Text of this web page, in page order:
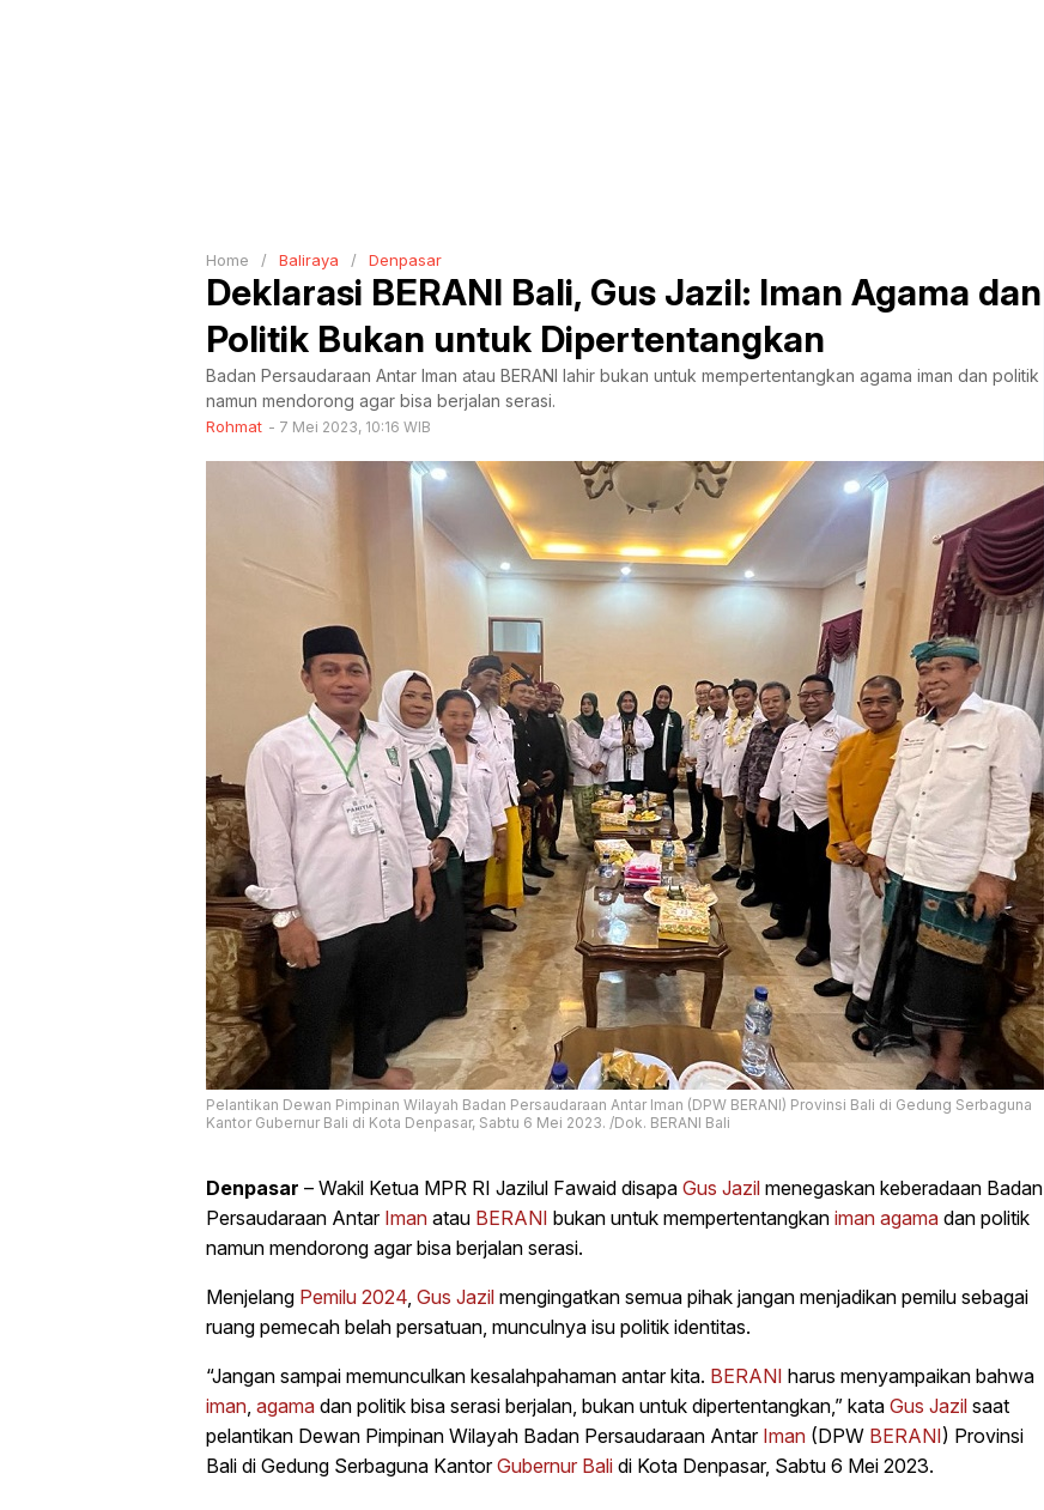
Home / Baliraya / Denpasar
Deklarasi BERANI Bali, Gus Jazil: Iman Agama dan
Politik Bukan untuk Dipertentangkan
Badan Persaudaraan Antar Iman atau BERANI lahir bukan untuk mempertentangkan agama iman dan politik
namun mendorong agar bisa berjalan serasi.
Rohmat 7 Mei 2023, 10:16 WIB
Pelantikan Dewan Pimpinan Wilayah Badan Persaudaraan Antar Iman (DPW BERANI) Provinsi Bali di Gedung Serbaguna
Kantor Gubernur Bali di Kota Denpasar, Sabtu 6 Mei 2023. /Dok. BERANI Bali
Denpasar – Wakil Ketua MPR RI Jazilul Fawaid disapa Gus Jazil menegaskan keberadaan Badan
Persaudaraan Antar Iman atau BERANI bukan untuk mempertentangkan iman agama dan politik
namun mendorong agar bisa berjalan serasi.
Menjelang Pemilu 2024, Gus Jazil mengingatkan semua pihak jangan menjadikan pemilu sebagai
ruang pemecah belah persatuan, munculnya isu politik identitas.
“Jangan sampai memunculkan kesalahpahaman antar kita. BERANI harus menyampaikan bahwa
iman, agama dan politik bisa serasi berjalan, bukan untuk dipertentangkan,” kata Gus Jazil saat
pelantikan Dewan Pimpinan Wilayah Badan Persaudaraan Antar Iman (DPW BERANI) Provinsi
Bali di Gedung Serbaguna KantorGubernur Bali di Kota Denpasar, Sabtu 6 Mei 2023.